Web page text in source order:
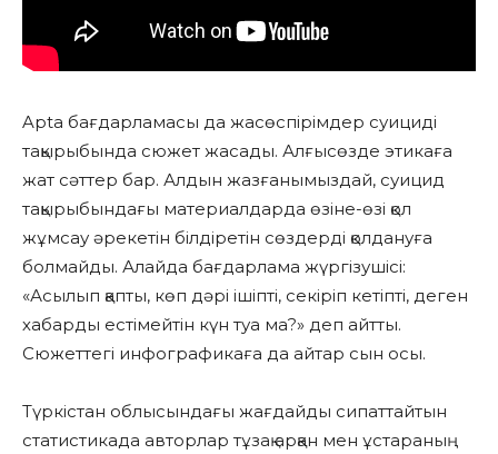
Apta бағдарламасы да жасөспірімдер суициді
тақырыбында сюжет жасады. Алғысөзде этикаға
жат сәттер бар. Алдын жазғанымыздай, суицид
тақырыбындағы материалдарда өзіне-өзі қол
жұмсау әрекетін білдіретін сөздерді қолдануға
болмайды. Алайда бағдарлама жүргізушісі:
«Асылып қапты, көп дәрі ішіпті, секіріп кетіпті, деген
хабарды естімейтін күн туа ма?» деп айтты.
Сюжеттегі инфографикаға да айтар сын осы.
Түркістан облысындағы жағдайды сипаттайтын
статистикада авторлар тұзақ арқан мен ұстараның